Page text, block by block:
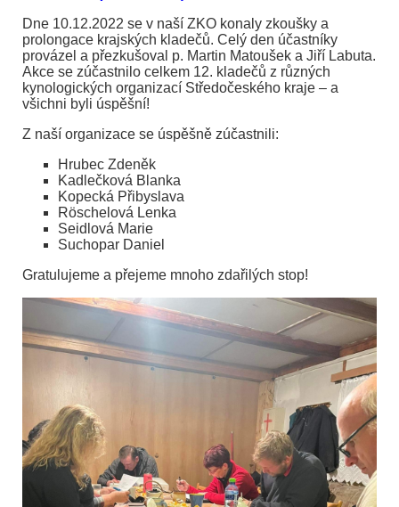
Dne 10.12.2022 se v naší ZKO konaly zkoušky a
prolongace krajských kladečů. Celý den účastníky
provázel a přezkušoval p. Martin Matoušek a Jiří Labuta.
Akce se zúčastnilo celkem 12. kladečů z různých
kynologických organizací Středočeského kraje – a
všichni byli úspěšní!
Z naší organizace se úspěšně zúčastnili:
Hrubec Zdeněk
Kadlečková Blanka
Kopecká Přibyslava
Röschelová Lenka
Seidlová Marie
Suchopar Daniel
Gratulujeme a přejeme mnoho zdařilých stop!